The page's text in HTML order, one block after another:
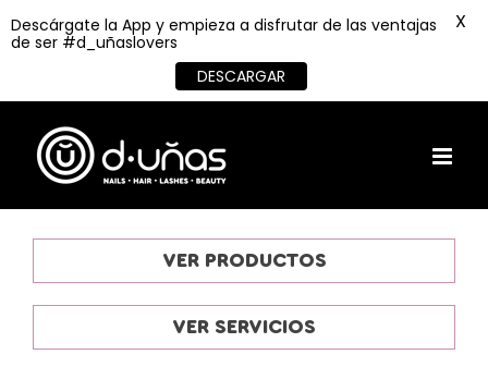
content
VER PRODUCTOS
VER SERVICIOS
Descárgate la App y empieza a disfrutar de las ventajas
de ser #d_uñaslovers
DESCARGAR
X